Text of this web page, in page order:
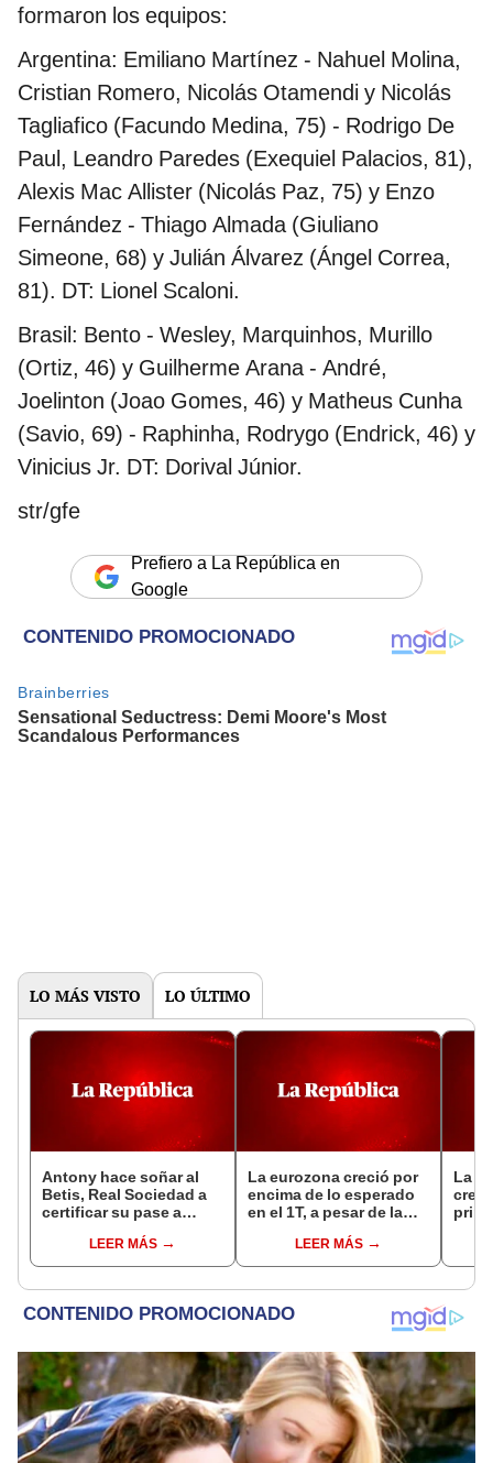
formaron los equipos:
Argentina: Emiliano Martínez - Nahuel Molina,
Cristian Romero, Nicolás Otamendi y Nicolás
Tagliafico (Facundo Medina, 75) - Rodrigo De
Paul, Leandro Paredes (Exequiel Palacios, 81),
Alexis Mac Allister (Nicolás Paz, 75) y Enzo
Fernández - Thiago Almada (Giuliano
Simeone, 68) y Julián Álvarez (Ángel Correa,
81). DT: Lionel Scaloni.
Brasil: Bento - Wesley, Marquinhos, Murillo
(Ortiz, 46) y Guilherme Arana - André,
Joelinton (Joao Gomes, 46) y Matheus Cunha
(Savio, 69) - Raphinha, Rodrygo (Endrick, 46) y
Vinicius Jr. DT: Dorival Júnior.
str/gfe
Prefiero a La República en
Google
LO MÁS VISTO LO ÚLTIMO
Antony hace soñar al
Betis, Real Sociedad a
certificar su pase a
LEER MÁS
La eurozona creció por
encima de lo esperado
en el 1T, a pesar de la
LEER MÁS
La